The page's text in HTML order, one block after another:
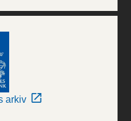
arkiv